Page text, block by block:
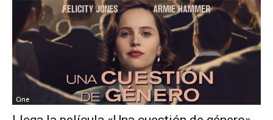
Cine